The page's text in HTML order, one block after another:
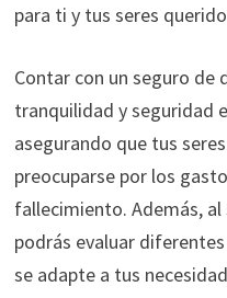
para ti y tus seres
Contar con un seguro de
tranquilidad y seguridad
asegurando que tus
preocuparse por los
fallecimiento. Además,
podrás evaluar
se adapte a tus